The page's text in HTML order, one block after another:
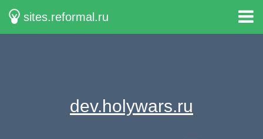
sites.reformal.ru
dev.holywars.ru